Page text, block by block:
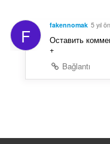
F fakennomak 5 yıl
Оставить
+
Bağlantı